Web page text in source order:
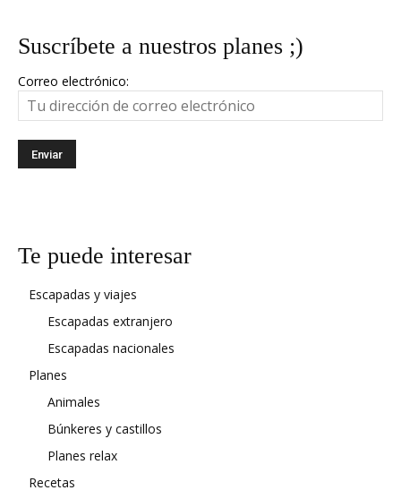
Suscríbete a nuestros planes ;)
Correo electrónico:
Te puede interesar
Escapadas y viajes
Escapadas extranjero
Escapadas nacionales
Planes
Animales
Búnkeres y castillos
Planes relax
Recetas